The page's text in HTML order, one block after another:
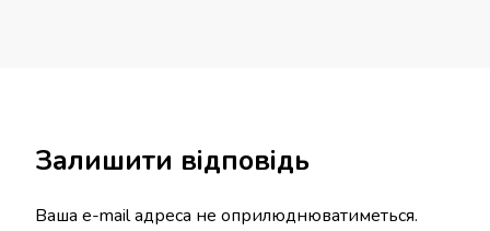
Залишити відповідь
Ваша e-mail адреса не оприлюднюватиметься.